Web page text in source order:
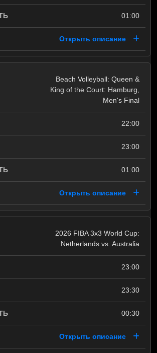
01:00
Открыть описание
Beach Volleyball: Queen &
King of the Court: Hamburg,
Men's Final
22:00
23:00
01:00
Открыть описание
2026 FIBA 3x3 World Cup:
Netherlands vs. Australia
23:00
23:30
00:30
Открыть описание